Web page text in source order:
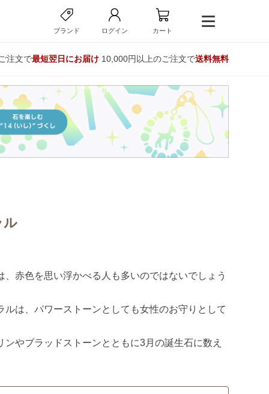
ブランド ログイン カート
注文で最短翌日にお届け10,000円以上のご注文で送料無料
ル
、赤色を思い浮かべる人も多いのではないでしょう
ルは、パワーストーンとしても女性のお守りとして
ンやブラッドストーンとともに3月の誕生石に数え